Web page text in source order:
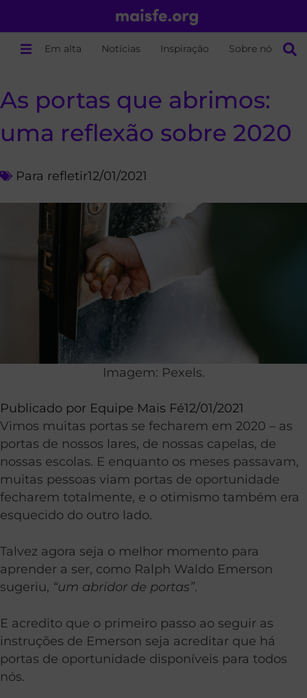
Em alta Notícias Inspiração Sobre nós
As portas que abrimos:
uma reflexão sobre 2020
Para refletir12/01/2021
Imagem: Pexels.
Publicado por Equipe Mais Fé12/01/2021
Vimos muitas portas se fecharem em 2020 – as
portas de nossos lares, de nossas capelas, de
nossas escolas. E enquanto os meses passavam,
muitas pessoas viam portas de oportunidade
fecharem totalmente, e o otimismo também era
esquecido do outro lado.
Talvez agora seja o melhor momento para
aprender a ser, como Ralph Waldo Emerson
sugeriu, “um abridor de portas”.
E acredito que o primeiro passo ao seguir as
instruções de Emerson seja acreditar que há
portas de oportunidade disponíveis para todos
nós.